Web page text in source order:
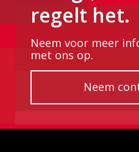
regelt het.
Neem voor meer
met ons op.
Neem